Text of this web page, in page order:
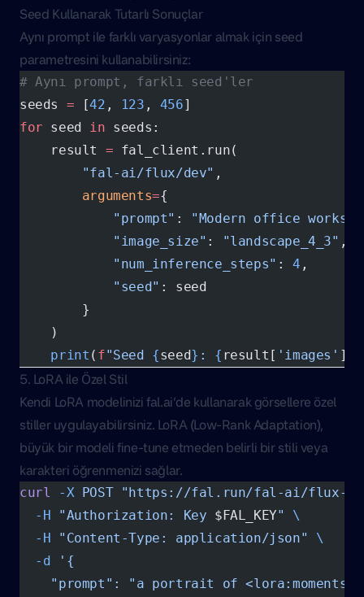
Seed Kullanarak Tutarlı Sonuçlar
Aynı prompt ile farklı varyasyonlar almak için seed
parametresini kullanabilirsiniz:
# Aynı prompt, farklı seed'ler
seeds = [42 , 123 , 456]
for seed in seeds:
    result
= fal_client.run(
        "fal-ai/flux/dev"
,
        arguments
={
            "prompt"
: "Modern office
            "image_size"
: "landscape_4_3" ,
            "num_inference_steps"
: 4 ,
            "seed"
: seed
        }
    )
    print
( f"Seed {seed} : { result[ 'images' ][
5. LoRA ile Özel Stil
Kendi LoRA modelinizi fal.ai’de kullanarak görsellere özel
stiller uygulayabilirsiniz. LoRA (Low-Rank Adaptation),
büyük bir modeli fine-tune etmeden belirli bir stili veya
karakteri öğrenmenizi sağlar.
curl -X POST "https://fal.run/fal-ai/flux-
  -H
"Authorization: Key $FAL_KEY"
\
  -H
"Content-Type: application/json"
\
  -d
'{
"prompt": "a portrait of